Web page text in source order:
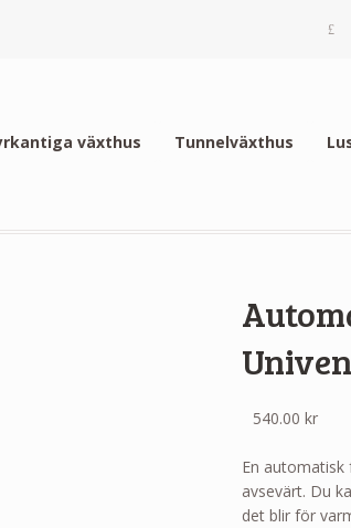
växthus Tunnelväxthus
540.00kr
En
avsevärt. Du
det blir för